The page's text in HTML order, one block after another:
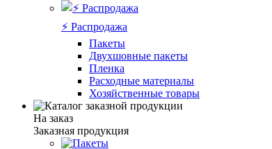
⚡️ Распродажа
Пакеты
Двухшовные пакеты
Пленка
Расходные материалы
Хозяйственные товары
На заказ
Заказная продукция